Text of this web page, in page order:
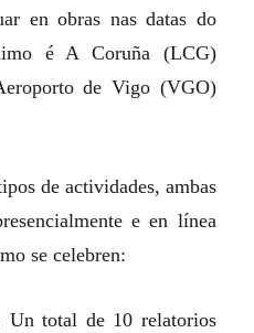
en obras nas datas do
é A Coruña (LCG)
de Vigo (VGO)
de actividades, ambas
e en línea
se celebren:
Un total de 10 relatorios